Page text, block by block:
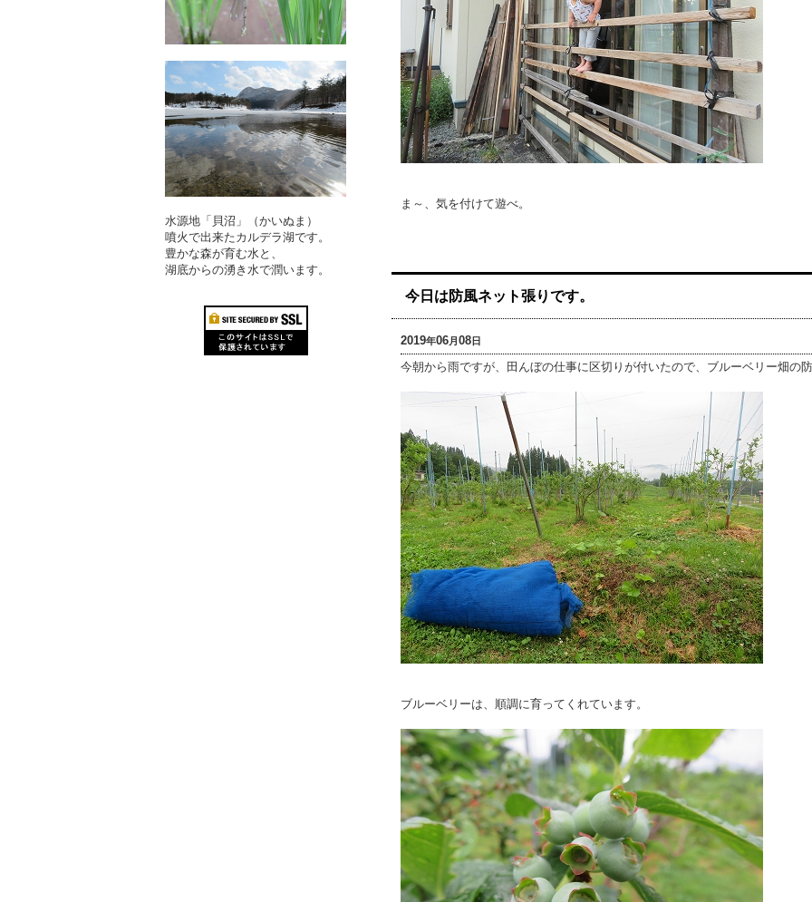
水源地「貝沼」（かいぬま）
噴火で出来たカルデラ湖です。
豊かな森が育む水と、
湖底からの湧き水で潤います。
ま～、気を付けて遊べ。
今日は防風ネット張りです。
2019年06月08日
今朝から雨ですが、田んぼの仕事に区切りが付いたので、ブルーベリー畑の
ブルーベリーは、順調に育ってくれています。